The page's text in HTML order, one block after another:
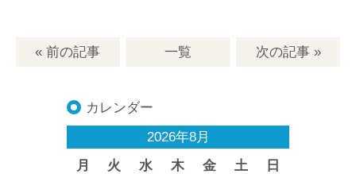
« 前の記事 一覧 次の記事»
カレンダー
2026年8月
月
火 水 木 金 土 日